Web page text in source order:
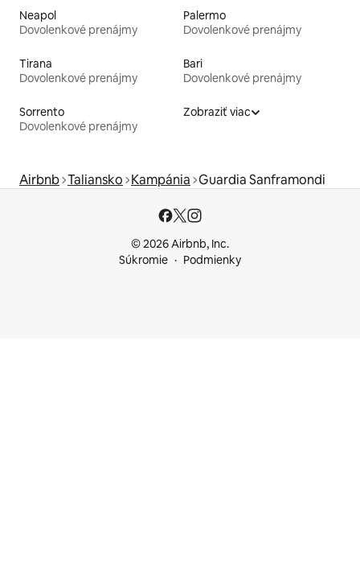
Neapol
Dovolenkové prenájmy
Palermo
Dovolenkové prenájmy
Tirana
Dovolenkové prenájmy
Bari
Dovolenkové prenájmy
Sorrento
Dovolenkové prenájmy
Zobraziť viac
Airbnb Taliansko Kampánia Guardia Sanframondi
© 2026 Airbnb, Inc.
Súkromie
Podmienky